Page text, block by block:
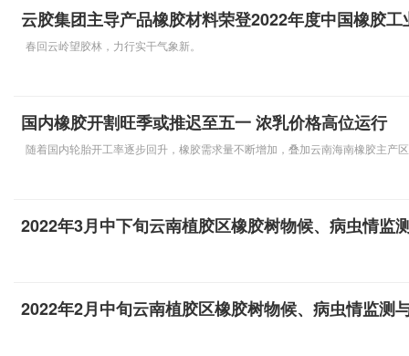
云胶集团主导产品橡胶材料荣登2022年度中国橡胶
春回云岭望胶林，力行实干气象新。
国内橡胶开割旺季或推迟至五一 浓乳价格高位运行
随着国内轮胎开工率逐步回升，橡胶需求量不断增加，叠加云南海南橡胶主产
2022年3月中下旬云南植胶区橡胶树物候、病虫情监
2022年2月中旬云南植胶区橡胶树物候、病虫情监测